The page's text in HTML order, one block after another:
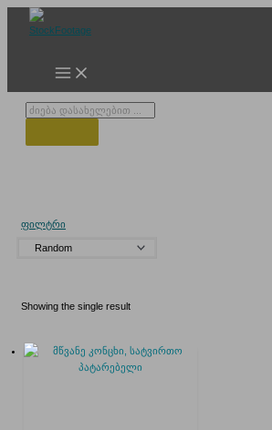
Products
ფილტრი
Showing the single result